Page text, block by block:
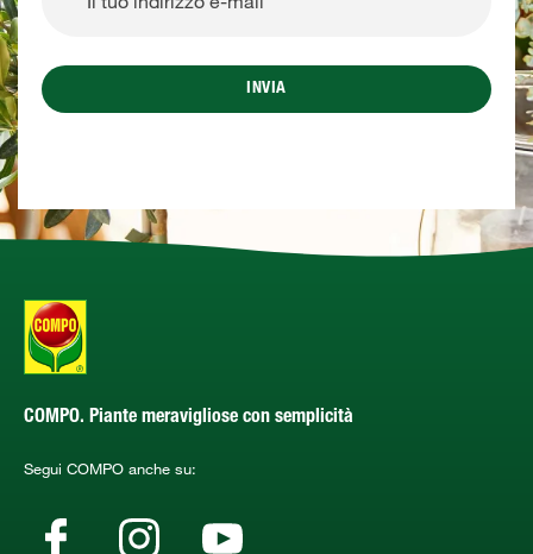
INVIA
COMPO. Piante meravigliose con semplicità
Segui COMPO anche su: